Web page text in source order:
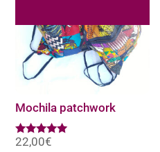
Mochila patchwork
Valorado
22,00€